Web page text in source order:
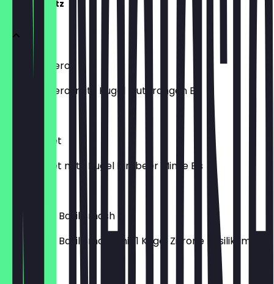
Frozen Spritz
Frozen Aperol
Frozen Aperol mit 1 Kugel Blutorangen Eis
Frozen Lillet
Frozen Lillet mit 1 Kugel Himbeer Minze Eis
Frozen Gin Basil Smash
Frozen Gin Basil Smash mit 1 Kugel Zitrone Basilikum Eis
€ 7,50